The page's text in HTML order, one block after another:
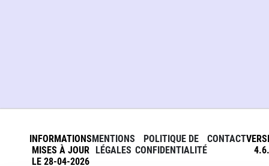
INFORMATIONS
MISES À JOUR
LE 28-04-2026
MENTIONS
LÉGALES
POLITIQUE DE
CONFIDENTIALITÉ
CONTACT